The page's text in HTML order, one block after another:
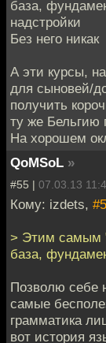
база,
надстройки
Без него никак
А эти курсы,
для сыновей/
получить
ту же Бельгию
На хорошем
QoMSoL »
#55 | 07.03.13
Кому: izdets,
> Этим самым
база,
Позволю себе
самые
грамматика
вот история